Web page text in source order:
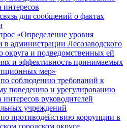
интересов
для сообщений о фактах
«Определение уровня
в администрации Лесозаводского
округа и подведомственных ей
и эффективность принимаемых
мер»
соблюдению требований к
поведению и урегулированию
интересов руководителей
учреждений
противодействию коррупции в